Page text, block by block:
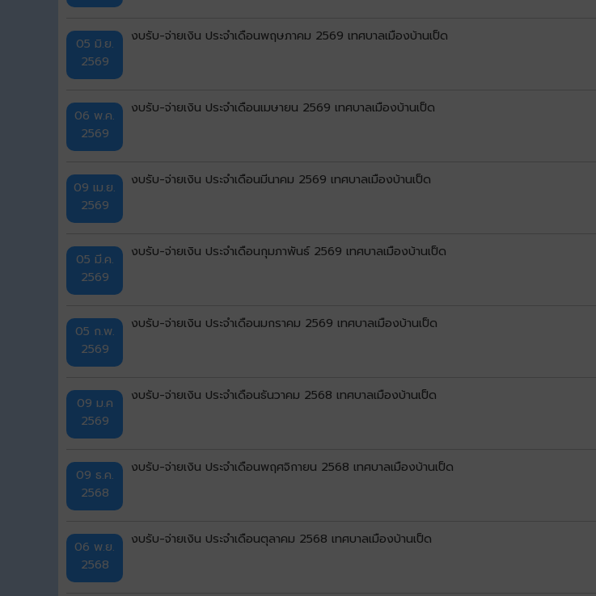
05 มิ.ย.
2569
งบรับ-จ่ายเงิน ประจำเดือนพฤษภาคม 2569 เทศบาลเมืองบ้านเป็ด
06 พ.ค.
2569
งบรับ-จ่ายเงิน ประจำเดือนเมษายน 2569 เทศบาลเมืองบ้านเป็ด
09 เม.ย.
2569
งบรับ-จ่ายเงิน ประจำเดือนมีนาคม 2569 เทศบาลเมืองบ้านเป็ด
05 มี.ค.
2569
งบรับ-จ่ายเงิน ประจำเดือนกุมภาพันธ์ 2569 เทศบาลเมืองบ้านเป็ด
05 ก.พ.
2569
งบรับ-จ่ายเงิน ประจำเดือนมกราคม 2569 เทศบาลเมืองบ้านเป็ด
09 ม.ค
2569
งบรับ-จ่ายเงิน ประจำเดือนธันวาคม 2568 เทศบาลเมืองบ้านเป็ด
09 ธ.ค.
2568
งบรับ-จ่ายเงิน ประจำเดือนพฤศจิกายน 2568 เทศบาลเมืองบ้านเป็ด
06 พ.ย.
2568
งบรับ-จ่ายเงิน ประจำเดือนตุลาคม 2568 เทศบาลเมืองบ้านเป็ด